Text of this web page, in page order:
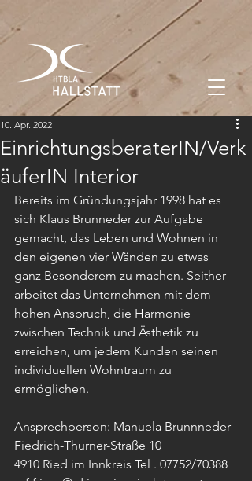
EinrichtungsberaterIN/Verk
äuferIN Interior
10. Apr. 2022
Bereits im Gründungsjahr 1998 hat es
sich Klaus Brunneder zur Aufgabe
gemacht, das Leben und Wohnen in
den eigenen vier Wänden zu etwas
ganz Besonderem zu machen. Seither
arbeitet das Unternehmen mit dem
hohen Anspruch, die Harmonie
zwischen Technik und Ästhetik zu
erreichen, um jedem Kunden seinen
individuellen Wohntraum zu
ermöglichen.
Ansprechperson: Manuela Brunnneder
Fiedrich-Thurner-Straße 10
4910 Ried im Innkreis Tel . 07752/70388